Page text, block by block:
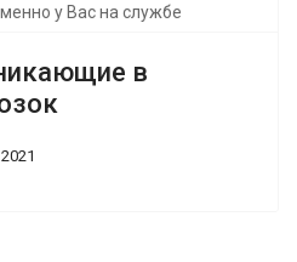
у Вас на службе
в